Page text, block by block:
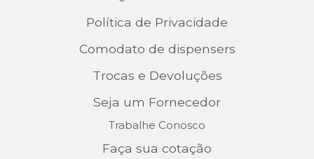
Política de Privacidade
Comodato de dispensers
Trocas e Devoluções
Seja um Fornecedor
Trabalhe Conosco
Faça sua cotação